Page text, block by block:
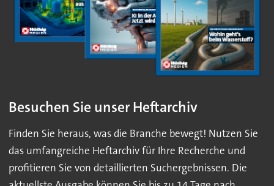
Besuchen Sie unser Heftarchiv
Finden Sie heraus, was die Branche bewegt! Nutzen Sie
das umfangreiche Heftarchiv für Ihre Recherche und
profitieren Sie von detaillierten Suchergebnissen. Die